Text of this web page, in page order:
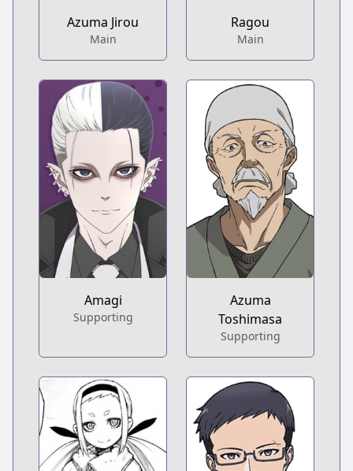
Azuma Jirou
Main
Ragou
Main
Amagi
Supporting
Azuma
Toshimasa
Supporting